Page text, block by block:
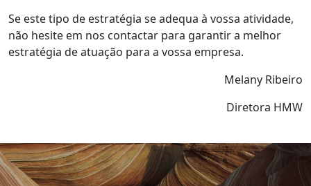
Se este tipo de estratégia se adequa à vossa atividade,
não hesite em nos contactar para garantir a melhor
estratégia de atuação para a vossa empresa.
Melany Ribeiro
Diretora HMW